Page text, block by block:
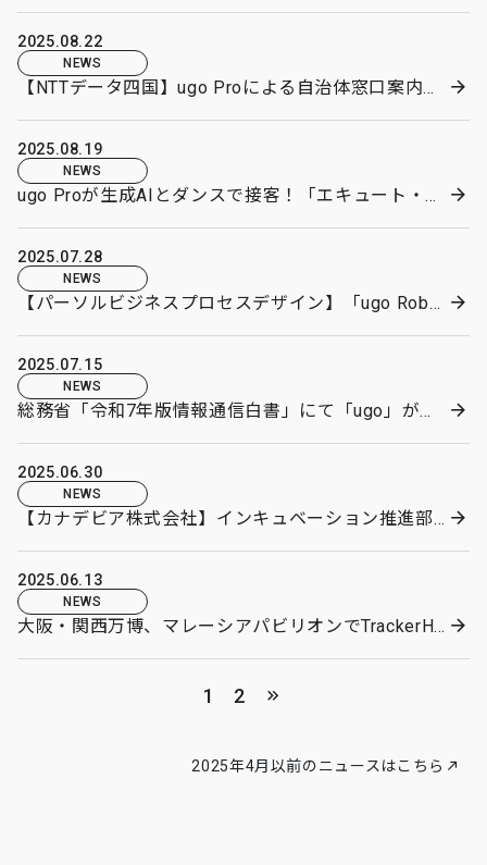
2025.08.22
NEWS
【NTTデータ四国】ugo Proによる自治体窓口案内業務・警備業務の実証実験開始のプレスリリースが公開
2025.08.19
NEWS
ugo Proが生成AIとダンスで接客！「エキュート・ザ・カレーフェス」を盛り上げます！
2025.07.28
NEWS
【パーソルビジネスプロセスデザイン】「ugo Robotics Specialist」最多11名認定のニュースを掲載
2025.07.15
NEWS
総務省「令和7年版情報通信白書」にて「ugo」が掲載
2025.06.30
NEWS
【カナデビア株式会社】インキュベーション推進部のインスタグラムで「ugo mini」が紹介
2025.06.13
NEWS
大阪・関西万博、マレーシアパビリオンでTrackerHero社とMoU締結
1 2
2025年4月以前のニュースはこちら